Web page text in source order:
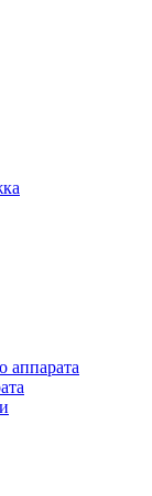
аппарата